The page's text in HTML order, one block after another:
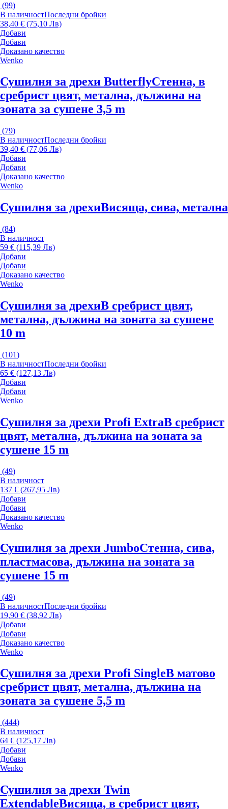
(99)
В наличностПоследни бройки
38,40 € (75,10 Лв)
Добави
Добави
Доказано качество
Wenko
Сушилня за дрехи ButterflyСтенна, в
сребрист цвят, метална, дължина на
зоната за сушене 3,5 m
(79)
В наличностПоследни бройки
39,40 € (77,06 Лв)
Добави
Добави
Доказано качество
Wenko
Сушилня за дрехиВисяща, сива, метална
(84)
В наличност
59 € (115,39 Лв)
Добави
Добави
Доказано качество
Wenko
Сушилня за дрехиВ сребрист цвят,
метална, дължина на зоната за сушене
10 m
(101)
В наличностПоследни бройки
65 € (127,13 Лв)
Добави
Добави
Wenko
Сушилня за дрехи Profi ExtraВ сребрист
цвят, метална, дължина на зоната за
сушене 15 m
(49)
В наличност
137 € (267,95 Лв)
Добави
Добави
Доказано качество
Wenko
Сушилня за дрехи JumboСтенна, сива,
пластмасова, дължина на зоната за
сушене 15 m
(49)
В наличностПоследни бройки
19,90 € (38,92 Лв)
Добави
Добави
Доказано качество
Wenko
Сушилня за дрехи Profi SingleВ матово
сребрист цвят, метална, дължина на
зоната за сушене 5,5 m
(444)
В наличност
64 € (125,17 Лв)
Добави
Добави
Wenko
Сушилня за дрехи Twin
ExtendableВисяща, в сребрист цвят,